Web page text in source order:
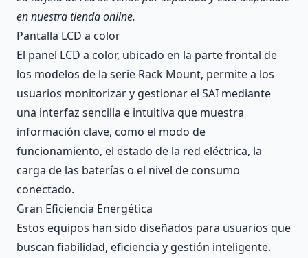
en nuestra tienda online.
Pantalla LCD a color
El panel LCD a color, ubicado en la parte frontal de
los modelos de la serie Rack Mount, permite a los
usuarios monitorizar y gestionar el SAI mediante
una interfaz sencilla e intuitiva que muestra
información clave, como el modo de
funcionamiento, el estado de la red eléctrica, la
carga de las baterías o el nivel de consumo
conectado.
Gran Eficiencia Energética
Estos equipos han sido diseñados para usuarios que
buscan fiabilidad, eficiencia y gestión inteligente.